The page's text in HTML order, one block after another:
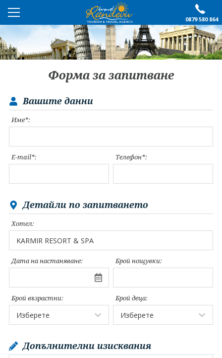
0879 580 864
ПРЕПОРЪЧАНО
ЕКСКУРЗИИ
ПОЧИВКИ
ОЩЕ
Контакти
Условия за записване
Политика за лични
Документи
Форма за запитване
Вашите данни
Име*:
E-mail*: Телефон*:
Детайли по запитването
Хотел:
Дата на настаняване: Брой нощувки:
Брой възрастни: Брой деца:
Допълнителни изисквания